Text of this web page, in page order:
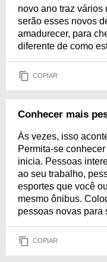
novo ano traz vários
serão esses novos
amadurecer, para
diferente de como
COPIAR
Conhecer mais
Às vezes, isso
Permita-se
inicia. Pessoas
ao seu trabalho,
esportes que você
mesmo ônibus.
pessoas novas para
COPIAR